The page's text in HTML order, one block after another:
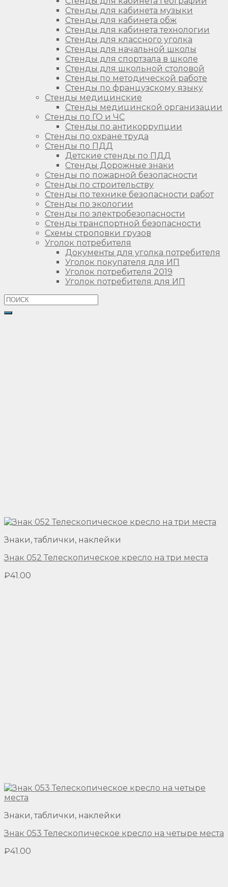
Стенды для кабинета музыки
Стенды для кабинета обж
Стенды для кабинета технологии
Стенды для классного уголка
Стенды для начальной школы
Стенды для спортзала в школе
Стенды для школьной столовой
Стенды по методической работе
Стенды по французскому языку
Стенды медицинские
Стенды медицинской организации
Стенды по ГО и ЧС
Стенды по антикоррупции
Стенды по охране труда
Стенды по ПДД
Детские стенды по ПДД
Стенды Дорожные знаки
Стенды по пожарной безопасности
Стенды по строительству
Стенды по технике безопасности работ
Стенды по экологии
Стенды по электробезопасности
Стенды транспортной безопасности
Схемы строповки грузов
Уголок потребителя
Документы для уголка потребителя
Уголок покупателя для ИП
Уголок потребителя 2019
Уголок потребителя для ИП
Знаки, таблички, наклейки
Знак 052 Телескопическое кресло на три места
₽41.00
Знаки, таблички, наклейки
Знак 053 Телескопическое кресло на четыре места
₽41.00